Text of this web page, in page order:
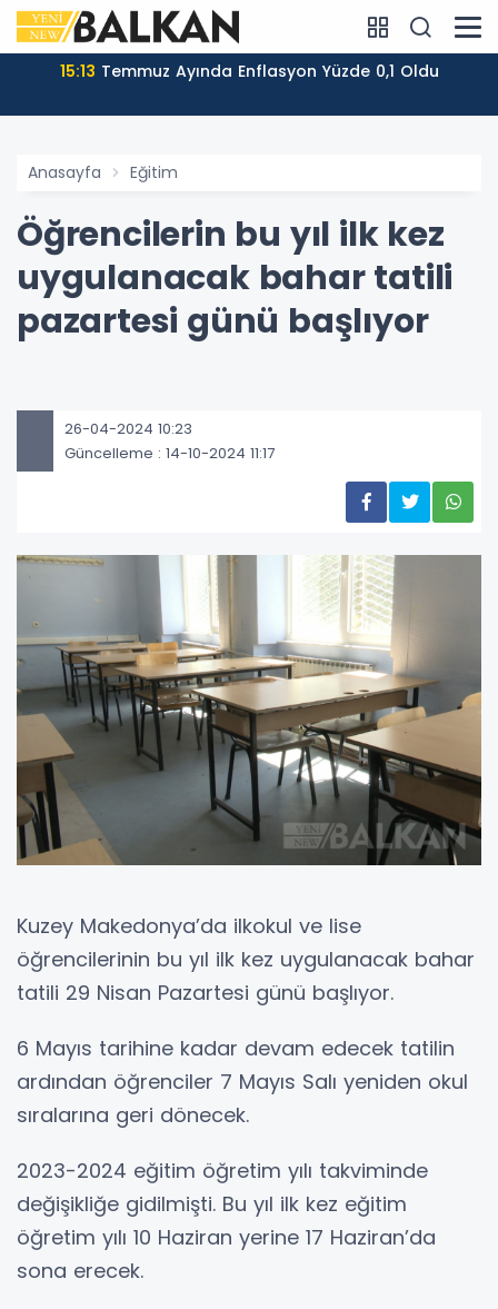
15:13 Temmuz Ayında Enflasyon Yüzde 0,1 Oldu
Anasayfa Eğitim
Öğrencilerin bu yıl ilk kez
uygulanacak bahar tatili
pazartesi günü başlıyor
26-04-2024 10:23
Güncelleme : 14-10-2024 11:17
Kuzey Makedonya’da ilkokul ve lise
öğrencilerinin bu yıl ilk kez uygulanacak bahar
tatili 29 Nisan Pazartesi günü başlıyor.
6 Mayıs tarihine kadar devam edecek tatilin
ardından öğrenciler 7 Mayıs Salı yeniden okul
sıralarına geri dönecek.
2023-2024 eğitim öğretim yılı takviminde
değişikliğe gidilmişti. Bu yıl ilk kez eğitim
öğretim yılı 10 Haziran yerine 17 Haziran’da
sona erecek.